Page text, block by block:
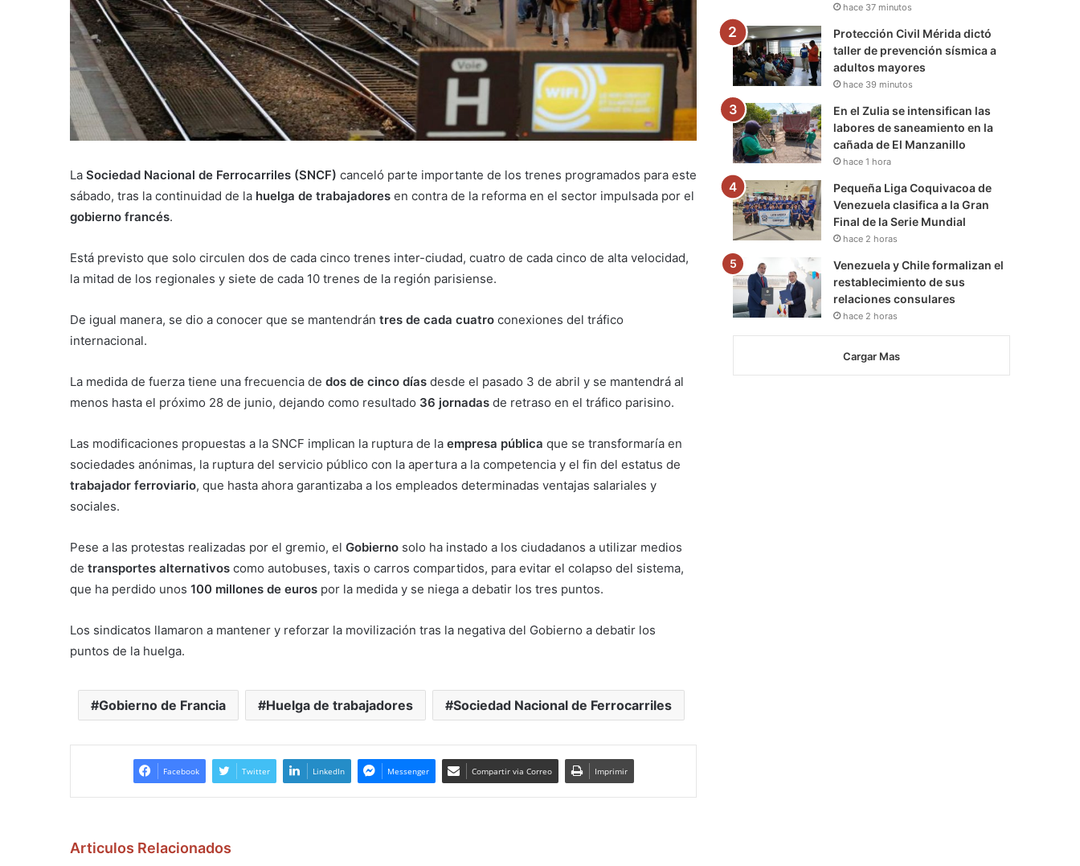
La Sociedad Nacional de Ferrocarriles (SNCF) canceló parte importante de los trenes programados para este
sábado, tras la continuidad de la huelga de trabajadores en contra de la reforma en el sector impulsada por el
gobierno francés.
Está previsto que solo circulen dos de cada cinco trenes inter-ciudad, cuatro de cada cinco de alta velocidad,
la mitad de los regionales y siete de cada 10 trenes de la región parisiense.
De igual manera, se dio a conocer que se mantendrán tres de cada cuatro conexiones del tráfico
internacional.
La medida de fuerza tiene una frecuencia de dos de cinco días desde el pasado 3 de abril y se mantendrá al
menos hasta el próximo 28 de junio, dejando como resultado 36 jornadas de retraso en el tráfico parisino.
Las modificaciones propuestas a la SNCF implican la ruptura de la empresa pública que se transformaría en
sociedades anónimas, la ruptura del servicio público con la apertura a la competencia y el fin del estatus de
trabajador ferroviario, que hasta ahora garantizaba a los empleados determinadas ventajas salariales y
sociales.
Pese a las protestas realizadas por el gremio, el Gobierno solo ha instado a los ciudadanos a utilizar medios
de transportes alternativos como autobuses, taxis o carros compartidos, para evitar el colapso del sistema,
que ha perdido unos 100 millones de euros por la medida y se niega a debatir los tres puntos.
Los sindicatos llamaron a mantener y reforzar la movilización tras la negativa del Gobierno a debatir los
puntos de la huelga.
Gobierno de Francia Huelga de trabajadores Sociedad Nacional de Ferrocarriles
Facebook Twitter LinkedIn Messenger Compartir via Correo Imprimir
Articulos Relacionados
hace 37 minutos
Protección Civil Mérida dictó
taller de prevención sísmica a
adultos mayores
hace 39 minutos
En el Zulia se intensifican las
labores de saneamiento en la
cañada de El Manzanillo
hace 1 hora
Pequeña Liga Coquivacoa de
Venezuela clasifica a la Gran
Final de la Serie Mundial
hace 2 horas
Venezuela y Chile formalizan el
restablecimiento de sus
relaciones consulares
hace 2 horas
Cargar Mas